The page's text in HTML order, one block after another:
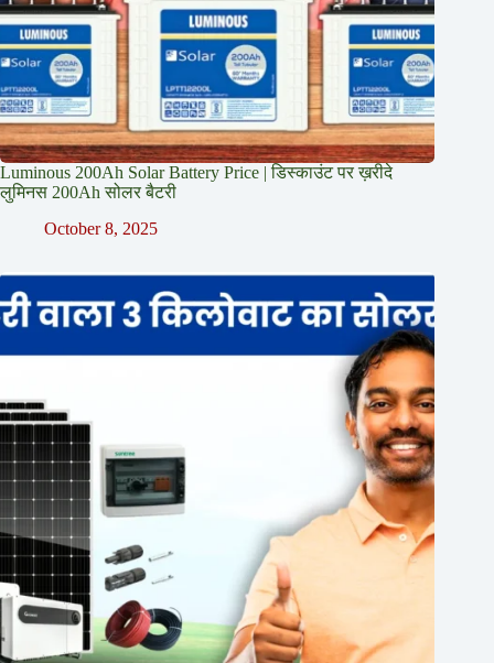
Luminous 200Ah Solar Battery Price​ | डिस्काउंट पर ख़रीदे
लुमिनस 200Ah सोलर बैटरी
October 8, 2025